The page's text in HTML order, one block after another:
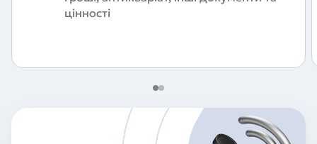
цінності